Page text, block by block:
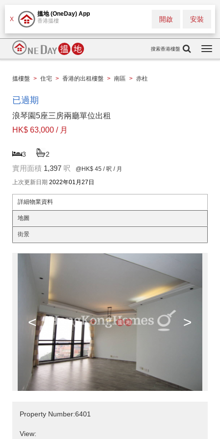
X
搵地 (OneDay) App
香港搵樓 安裝
開啟
搜索香港樓盤
搵樓盤 > 住宅 > 香港的出租樓盤 > 南區 > 赤柱
已過期
浪琴園5座三房兩廳單位出租
HK$ 63,000 / 月
3 2
實用面積 1,397 呎 @HK$ 45 / 呎 / 月
上次更新日期 2022年01月27日
詳細物業資料
地圖
街景
< >
Property Number:6401
View: